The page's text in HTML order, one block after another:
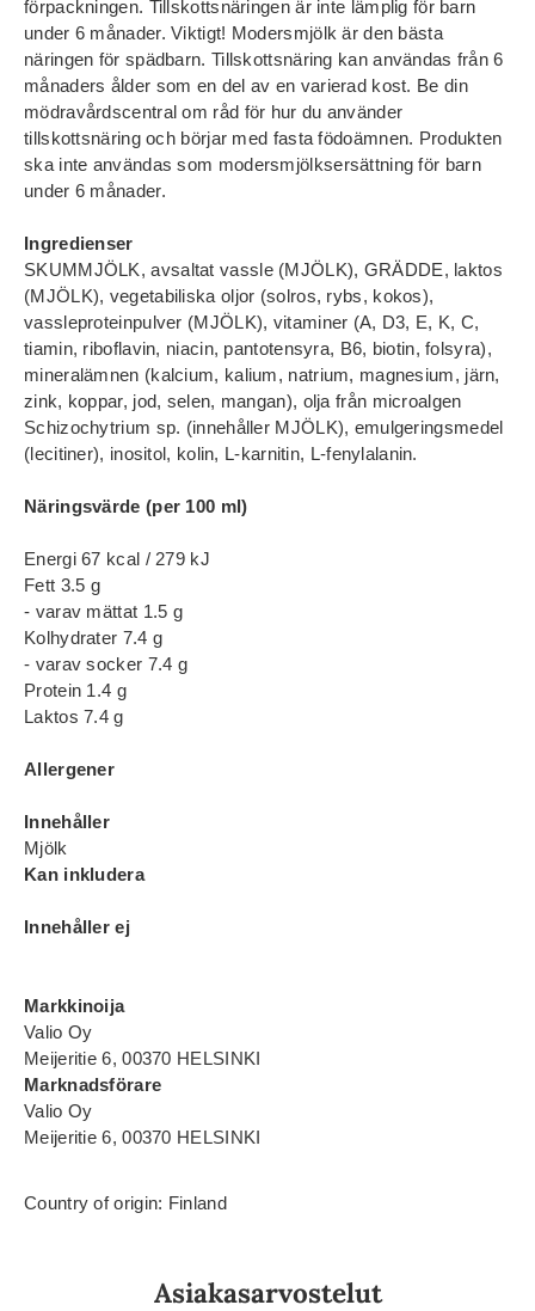
förpackningen. Tillskottsnäringen är inte lämplig för barn
under 6 månader. Viktigt! Modersmjölk är den bästa
näringen för spädbarn. Tillskottsnäring kan användas från 6
månaders ålder som en del av en varierad kost. Be din
mödravårdscentral om råd för hur du använder
tillskottsnäring och börjar med fasta födoämnen. Produkten
ska inte användas som modersmjölksersättning för barn
under 6 månader.
Ingredienser
SKUMMJÖLK, avsaltat vassle (MJÖLK), GRÄDDE, laktos
(MJÖLK), vegetabiliska oljor (solros, rybs, kokos),
vassleproteinpulver (MJÖLK), vitaminer (A, D3, E, K, C,
tiamin, riboflavin, niacin, pantotensyra, B6, biotin, folsyra),
mineralämnen (kalcium, kalium, natrium, magnesium, järn,
zink, koppar, jod, selen, mangan), olja från microalgen
Schizochytrium sp. (innehåller MJÖLK), emulgeringsmedel
(lecitiner), inositol, kolin, L-karnitin, L-fenylalanin.
Näringsvärde (per 100 ml)
Energi 67 kcal / 279 kJ
Fett 3.5 g
- varav mättat 1.5 g
Kolhydrater 7.4 g
- varav socker 7.4 g
Protein 1.4 g
Laktos 7.4 g
Allergener
Innehåller
Mjölk
Kan inkludera
Innehåller ej
Markkinoija
Valio Oy
Meijeritie 6, 00370 HELSINKI
Marknadsförare
Valio Oy
Meijeritie 6, 00370 HELSINKI
Country of origin: Finland
Asiakasarvostelut